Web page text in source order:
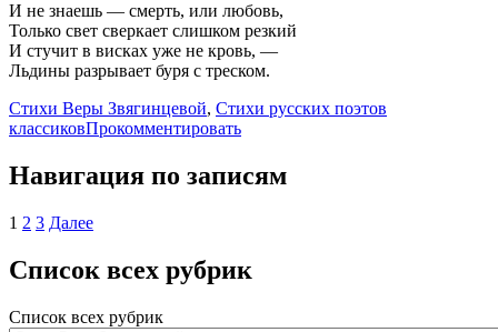
И не знаешь — смерть, или любовь,
Только свет сверкает слишком резкий
И стучит в висках уже не кровь, —
Льдины разрывает буря с треском.
Стихи Веры Звягинцевой, Стихи русских поэтов
классиковПрокомментировать
Навигация по записям
1 2 3 Далее
Список всех рубрик
Список всех рубрик